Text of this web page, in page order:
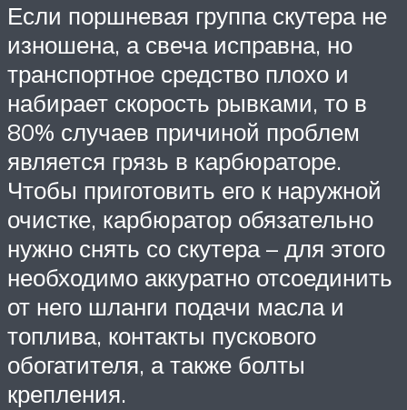
Если поршневая группа скутера не
изношена, а свеча исправна, но
транспортное средство плохо и
набирает скорость рывками, то в
80% случаев причиной проблем
является грязь в карбюраторе.
Чтобы приготовить его к наружной
очистке, карбюратор обязательно
нужно снять со скутера – для этого
необходимо аккуратно отсоединить
от него шланги подачи масла и
топлива, контакты пускового
обогатителя, а также болты
крепления.